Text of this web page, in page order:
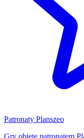
Patronaty Planszeo
Gry objęte patronatem